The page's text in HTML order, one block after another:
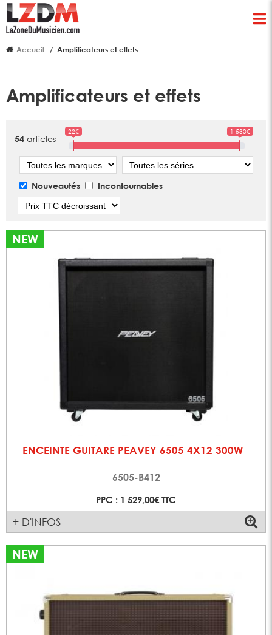
Accueil Amplificateurs et effets
Amplificateurs et effets
54 articles
22€ 1 530€
Marque Série
Nouveautés
Incontournables
NEW
ENCEINTE GUITARE PEAVEY 6505 4X12 300W
6505-B412
PPC : 1 529,00€ TTC
+ D'INFOS
NEW